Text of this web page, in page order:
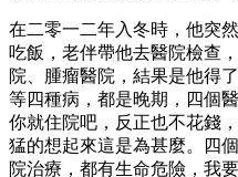
在二零一二年入冬時，他突
吃飯，老伴帶他去醫院檢查
院、腫瘤醫院，結果是他得
等四種病，都是晚期，四個
你就住院吧，反正也不花錢
猛的想起來這是為甚麼。四
院治療，都有生命危險，我